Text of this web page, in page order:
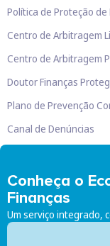
Conheça o
Finanças
Um serviço integrado,
Política de Proteção de
Centro de Arbitragem
Centro de Arbitragem
Doutor Finanças
Plano de Prevenção
Canal de Denúncias
Doutor Finanças, Lda